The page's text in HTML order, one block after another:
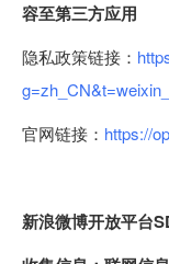
容至第三方应用
隐私政策链接：
官网链接： https://
新浪微博开放平台